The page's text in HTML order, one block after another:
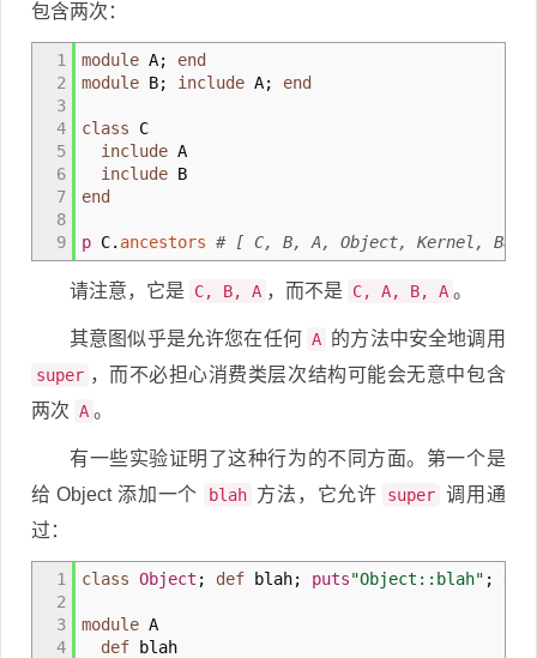
包含两次：
1
2
3
4
5
6
7
8
9
module A; end
module B; include A; end
class C
include A
include B
end
p C. ancestors # [ C, B, A, Object, Kernel,
请注意，它是 C, B, A ，而不是 C, A, B, A 。
其意图似乎是允许您在任何 A 的方法中安全地调用
super ，而不必担心消费类层次结构可能会无意中包含
两次 A 。
有一些实验证明了这种行为的不同方面。第一个是
给 Object 添加一个
blah 方法，它允许 super 调用通
过：
1
2
3
4
class Object ; def blah; puts"Object::blah" ;
module A
def blah